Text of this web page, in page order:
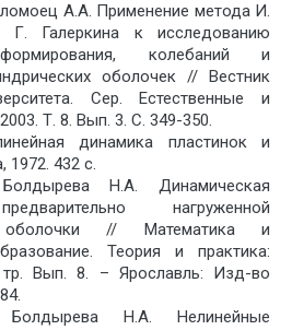
А.А. Применение метода И.
Галеркина к исследованию
колебаний и
оболочек // Вестник
Сер. Естественные и
Т. 8. Вып. 3. С. 349-350.
динамика пластинок и
1972. 432 с.
Н.А. Динамическая
нагруженной
оболочки // Математика и
Теория и практика:
Вып. 8. – Ярославль: Изд-во
Н.А. Нелинейные